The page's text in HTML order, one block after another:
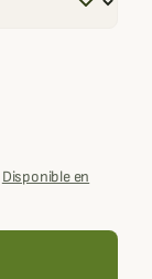
Disponible en